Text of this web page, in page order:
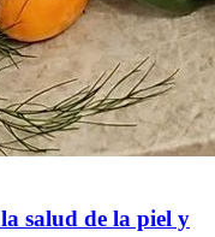
salud de la piel y